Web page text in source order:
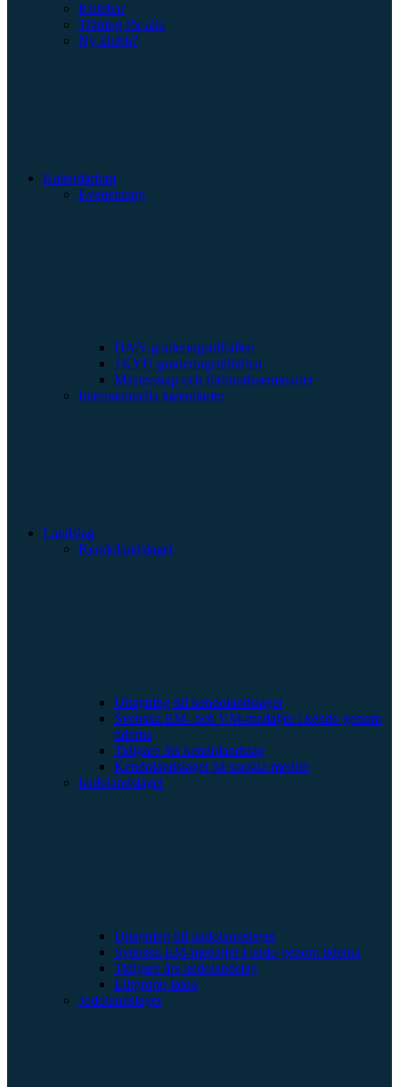
Klubbar
Träning för alla
Ny klubb?
Kalendarium
Evenemang
DAN-graderingstillfällen
1KYU-graderingstillfällen
Mästerskap och förbundsseminarier
Internationella kalendarier
Landslag
Kendolandslaget
Uttagning till kendolandslaget
Svenska EM- och VM-medaljer i kendo genom
tiderna
Tidigare års kendolandslag
Kendolandslaget på sociala medier
Iaidolandslaget
Uttagning till iaidolandslaget
Svenska EM-medaljer i iaido genom tiderna
Tidigare års iaidolandslag
Elitgrupp iaido
Jodolandslaget